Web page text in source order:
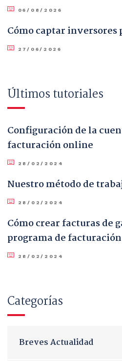
06/08/2026
Cómo captar inversores
27/06/2026
Últimos tutoriales
Configuración de la
facturación online
28/02/2024
Nuestro método de
28/02/2024
Cómo crear facturas de
programa de
28/02/2024
Categorías
Breves Actualidad